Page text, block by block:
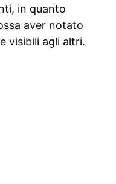
in quanto
aver notato
visibili agli altri.